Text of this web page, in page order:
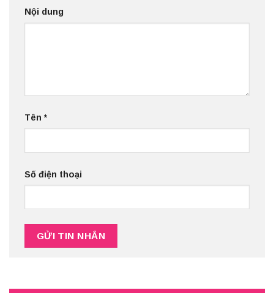
Nội dung
Tên*
Số điện thoại